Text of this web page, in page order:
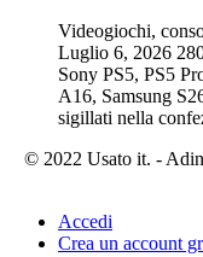
Videogiochi,
Luglio 6, 2026
Sony PS5, PS5
A16, Samsung
sigillati nella
© 2022 Usato it. -
Accedi
Crea un account